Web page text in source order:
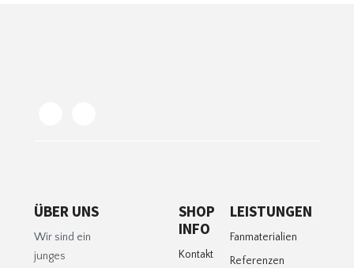
ÜBER UNS
Wir sind ein
junges
SHOP
INFO
Kontakt
LEISTUNGEN
Fanmaterialien
Referenzen